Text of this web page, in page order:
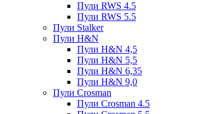
Пули RWS 4.5
Пули RWS 5.5
Пули Stalker
Пули H&N
Пули H&N 4,5
Пули H&N 5,5
Пули H&N 6,35
Пули H&N 9,0
Пули Crosman
Пули Crosman 4.5